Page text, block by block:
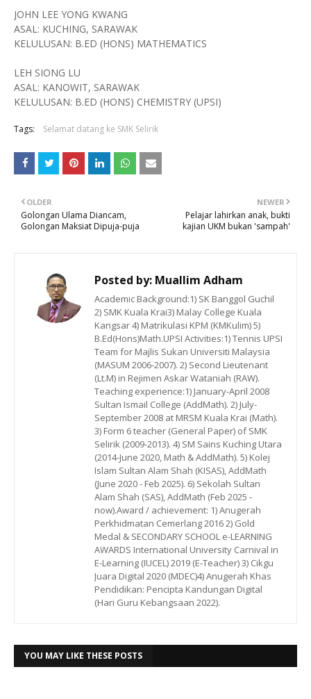
JOHN LEE YONG KWANG
ASAL: KUCHING, SARAWAK
KELULUSAN: B.ED (HONS) MATHEMATICS
LEH SIONG LU
ASAL: KANOWIT, SARAWAK
KELULUSAN: B.ED (HONS) CHEMISTRY (UPSI)
Tags: Selamat datang ke SMK Selirik
NEWER
Pelajar lahirkan anak, bukti
kajian UKM bukan 'sampah'
OLDER
Golongan Ulama Diancam,
Golongan Maksiat Dipuja-puja
Posted by: Muallim Adham
Academic Background:1) SK Banggol Guchil
2) SMK Kuala Krai3) Malay College Kuala
Kangsar 4) Matrikulasi KPM (KMKulim) 5)
B.Ed(Hons)Math.UPSI Activities:1) Tennis UPSI
Team for Majlis Sukan Universiti Malaysia
(MASUM 2006-2007). 2) Second Lieutenant
(Lt.M) in Rejimen Askar Wataniah (RAW).
Teaching experience:1) January-April 2008
Sultan Ismail College (AddMath). 2) July-
September 2008 at MRSM Kuala Krai (Math).
3) Form 6 teacher (General Paper) of SMK
Selirik (2009-2013). 4) SM Sains Kuching Utara
(2014-June 2020, Math & AddMath). 5) Kolej
Islam Sultan Alam Shah (KISAS), AddMath
(June 2020 - Feb 2025). 6) Sekolah Sultan
Alam Shah (SAS), AddMath (Feb 2025 -
now).Award / achievement: 1) Anugerah
Perkhidmatan Cemerlang 2016 2) Gold
Medal & SECONDARY SCHOOL e-LEARNING
AWARDS International University Carnival in
E-Learning (IUCEL) 2019 (E-Teacher) 3) Cikgu
Juara Digital 2020 (MDEC)4) Anugerah Khas
Pendidikan: Pencipta Kandungan Digital
(Hari Guru Kebangsaan 2022).
YOU MAY LIKE THESE POSTS